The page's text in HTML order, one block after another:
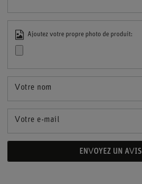
Ajoutez votre propre photo de produit:
Votre nom
Votre e-mail
ENVOYEZ UN AVIS